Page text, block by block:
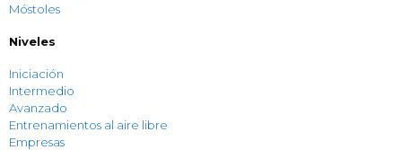
Móstoles
Niveles
Iniciación
Intermedio
Avanzado
Entrenamientos al aire libre
Empresas